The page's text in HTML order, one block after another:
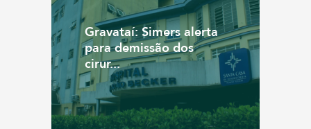
Gravataí: Simers alerta
para demissão dos
cirur...